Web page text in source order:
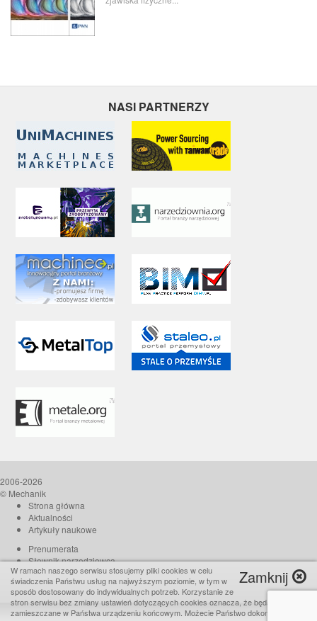
NASI PARTNERZY
2006-2026
© Mechanik
Strona główna
Aktualności
Artykuły naukowe
Prenumerata
Słownik narzędziowca
O czasopiśmie
Reklama
Kontakt
Zamknij
W ramach naszego serwisu stosujemy pliki cookies w celu
świadczenia Państwu usług na najwyższym poziomie, w tym w
sposób dostosowany do indywidualnych potrzeb. Korzystanie ze
stron serwisu bez zmiany ustawień dotyczących cookies oznacza, że będą one
zamieszczane w Państwa urządzeniu końcowym. Możecie Państwo dokonać w